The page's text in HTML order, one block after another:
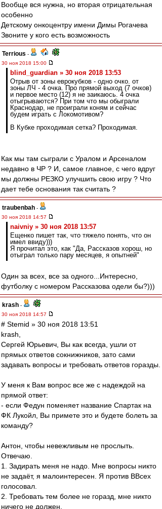
Вообще вся нужна, но вторая отрицательная
особенно
Детскому онкоцентру имени Димы Рогачева
Звоните у кого есть возможность
Terrious -
30 ноя 2018 15:00
blind_guardian » 30 ноя 2018 13:53
Отрыв от зоны еврокубков - одно очко. от
зоны ЛЧ - 4 очка. Про прямой выход (7 очков)
и первое место (12) я не заикаюсь. 4 очка
отыгрываются? При том что мы обыграли
Краснодар, не проиграли коням и сейчас
будем играть с Локомотивом?
В Кубке проходимая сетка? Проходимая.
Как мы там сыграли с Уралом и Арсеналом
недавно в ЧР ? И, самое главное, с чего вдруг
мы должны РЕЗКО улучшить свою игру ? Что
дает тебе основания так считать ?
traubenbah -
30 ноя 2018 14:57
naivniy » 30 ноя 2018 13:57
Ещенко пишет так, что тяжело понять, что он
имел ввиду)))
Я прочитал это, как "Да, Рассказов хорош, но
отыграл только пару месяцев, я опытней"
Один за всех, все за одного...Интересно,
футболку с номером Рассказова одели бы?)))
krash -
30 ноя 2018 14:57
# Stemid » 30 ноя 2018 13:51
krash,
Сергей Юрьевич, Вы как всегда, ушли от
прямых ответов сокнижников, зато сами
задавать вопросы и требовать ответов горазды.
У меня к Вам вопрос все же с надеждой на
прямой ответ:
- если Федун поменяет название Спартак на
ФК Лукойл, Вы примете это и будете болеть за
команду?
Антон, чтобы невежливым не прослыть.
Отвечаю.
1. Задирать меня не надо. Мне вопросы никто
не задаёт, я малоинтересен. Я против ВВсех
голосовал.
2. Требовать тем более не горазд, мне никто
ничего не должен.